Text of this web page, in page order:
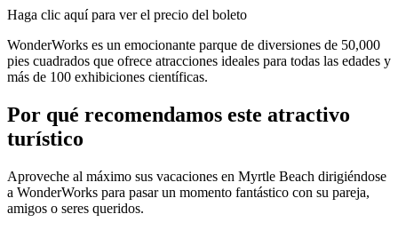
Haga clic aquí para ver el precio del boleto
WonderWorks es un emocionante parque de diversiones de 50,000
pies cuadrados que ofrece atracciones ideales para todas las edades y
más de 100 exhibiciones científicas.
Por qué recomendamos este atractivo
turístico
Aproveche al máximo sus vacaciones en Myrtle Beach dirigiéndose
a WonderWorks para pasar un momento fantástico con su pareja,
amigos o seres queridos.